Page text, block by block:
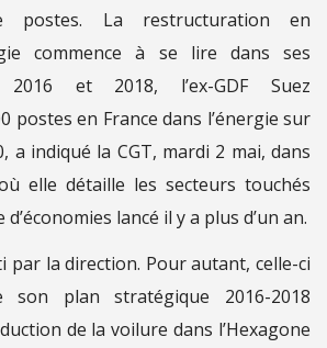
postes. La restructuration en
commence à se lire dans ses
et 2018, l’ex-GDF Suez
postes en France dans l’énergie sur
a indiqué la CGT, mardi 2 mai, dans
elle détaille les secteurs touchés
lancé il y a plus d’un an.
par la direction. Pour autant, celle-ci
plan stratégique 2016-2018
de la voilure dans l’Hexagone